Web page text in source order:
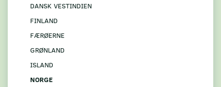
DANSK VESTINDIEN
FINLAND
FÆRØERNE
GRØNLAND
ISLAND
NORGE